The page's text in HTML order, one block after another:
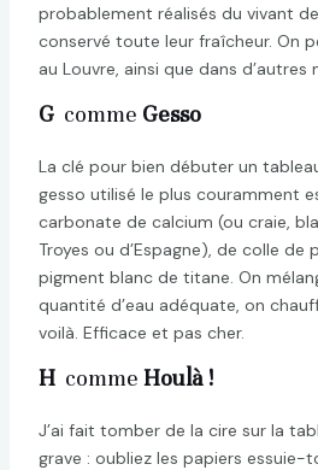
probablement réalisés du vivant
conservé toute leur fraîcheur. On
au Louvre, ainsi que dans
Gcomme Gesso
La clé pour bien débuter un
gesso utilisé le plus couramment
carbonate de calcium (ou craie,
Troyes ou d’Espagne), de colle de
pigment blanc de titane. On
quantité d’eau adéquate, on
voilà. Efficace et pas cher.
Hcomme Houlà !
J’ai fait tomber de la cire sur la
grave : oubliez les papiers essuie-